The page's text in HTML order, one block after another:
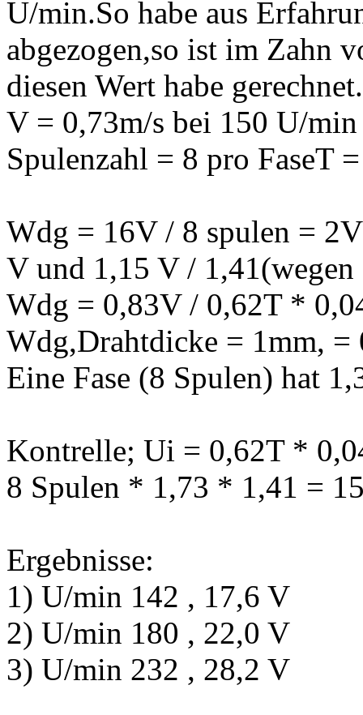
U/min.So habe aus
abgezogen,so ist im Zahn
diesen Wert habe gerechnet.
V = 0,73m/s bei 150 U/min
Spulenzahl = 8 pro FaseT
Wdg = 16V / 8 spulen =
V und 1,15 V /
Wdg = 0,83V / 0,62T *
Wdg,Drahtdicke = 1mm, =
Eine Fase (8 Spulen) hat
Kontrelle; Ui = 0,62T *
8 Spulen * 1,73 * 1,41 =
Ergebnisse:
1) U/min 142 , 17,6 V
2) U/min 180 , 22,0 V
3) U/min 232 , 28,2 V